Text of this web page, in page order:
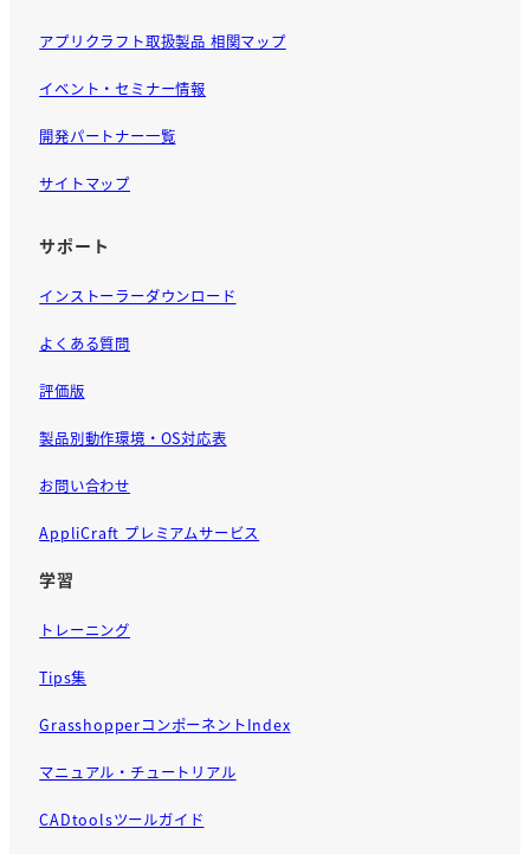
アプリクラフト取扱製品 相関マップ
イベント・セミナー情報
開発パートナー一覧
サイトマップ
サポート
インストーラーダウンロード
よくある質問
評価版
製品別動作環境・OS対応表
お問い合わせ
AppliCraft プレミアムサービス
学習
トレーニング
Tips集
GrasshopperコンポーネントIndex
マニュアル・チュートリアル
CADtoolsツールガイド